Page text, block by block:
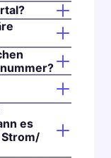
es